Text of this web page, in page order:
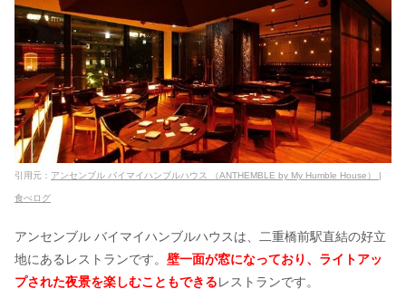
養正殿の披露宴会場も
八芳園の結婚式の費用｜芸能人に人気
&料理が美味しい等ブライダル情報も
調査
家族婚・少人数の結婚式！東京で安い
おすすめランキング7選
椿山荘の結婚式の費用は？最悪の口コ
ミの真相・ブライダル情報を徹底調査
引用元： アンセンブル バイマイハンブルハウス （ANTHEMBLE by My Humble House） |
食べログ
アンセンブル バイマイハンブルハウスは、二重橋前駅直結の好立
地にあるレストランです。 壁一面が窓になっており、ライトアッ
プされた夜景を楽しむこともできるレストランです。